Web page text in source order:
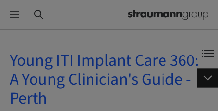
Young ITI Implant Care 360:
A Young Clinician's Guide -
Perth